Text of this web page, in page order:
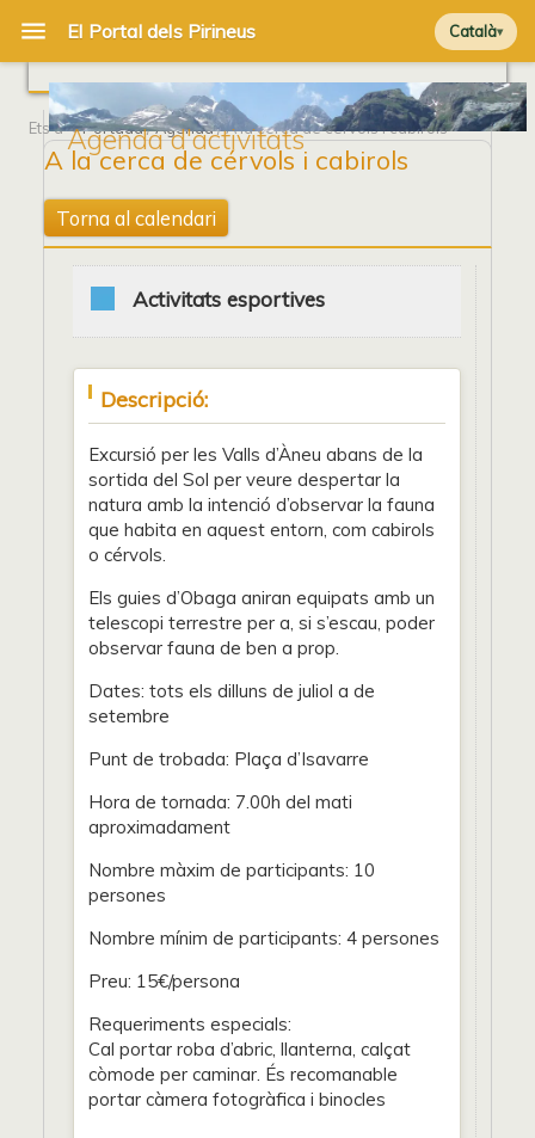
Català
Agenda d'activitats
Ets a Portada/Agenda/ A la cerca de cérvols i cabirols
A la cerca de cérvols i cabirols
Torna al calendari
Activitats esportives
Descripció:
Excursió per les Valls d’Àneu abans de la
sortida del Sol per veure despertar la
natura amb la intenció d’observar la fauna
que habita en aquest entorn, com cabirols
o cérvols.
Els guies d’Obaga aniran equipats amb un
telescopi terrestre per a, si s’escau, poder
observar fauna de ben a prop.
Dates: tots els dilluns de juliol a de
setembre
Punt de trobada: Plaça d’Isavarre
Hora de tornada: 7.00h del mati
aproximadament
Nombre màxim de participants: 10
persones
Nombre mínim de participants: 4 persones
Preu: 15€/persona
Requeriments especials:
Cal portar roba d’abric, llanterna, calçat
còmode per caminar. És recomanable
portar càmera fotogràfica i binocles